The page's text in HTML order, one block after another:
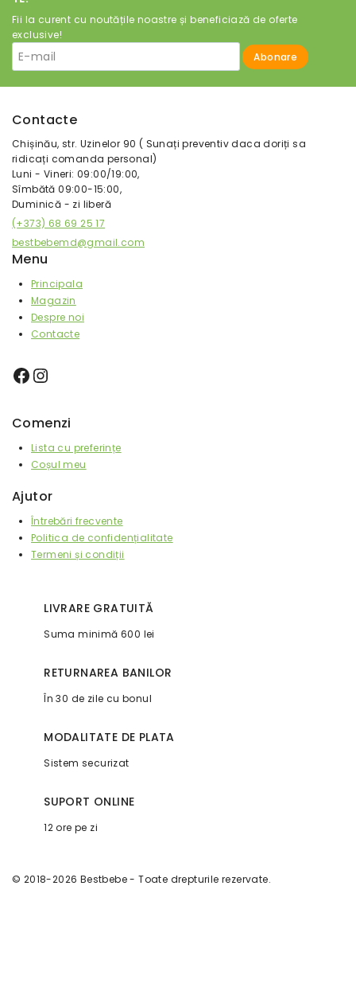
Fii la curent cu noutățile noastre și beneficiază de oferte
exclusive!
Contacte
Chișinău, str. Uzinelor 90 ( Sunați preventiv daca doriți sa
ridicați comanda personal)
Luni - Vineri: 09:00/19:00,
Sîmbătă 09:00-15:00,
Duminică - zi liberă
(+373) 68 69 25 17
bestbebemd@gmail.com
Menu
Principala
Magazin
Despre noi
Contacte
Comenzi
Lista cu preferințe
Coșul meu
Ajutor
Întrebări frecvente
Politica de confidențialitate
Termeni și condiții
LIVRARE GRATUITĂ
Suma minimă 600 lei
RETURNAREA BANILOR
În 30 de zile cu bonul
MODALITATE DE PLATA
Sistem securizat
SUPORT ONLINE
12 ore pe zi
© 2018-2026 Bestbebe - Toate drepturile rezervate.